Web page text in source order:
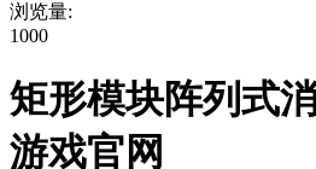
浏览量:
1000
矩形模块阵列式
游戏官网